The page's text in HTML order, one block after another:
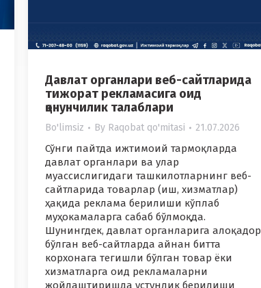
Давлат органлари веб-сайтларида
тижорат рекламасига оид
қонунчилик талаблари
Bo'limsiz By Raqobat qo'mitasi 21.07.2026
Сўнги пайтда ижтимоий тармоқларда
давлат органлари ва улар
муассислигидаги ташкилотларнинг веб-
сайтларида товарлар (иш, хизматлар)
ҳақида реклама берилиши кўплаб
муҳокамаларга сабаб бўлмоқда.
Шунингдек, давлат органларига алоқадор
бўлган веб-сайтларда айнан битта
корхонага тегишли бўлган товар ёки
хизматларга оид рекламаларни